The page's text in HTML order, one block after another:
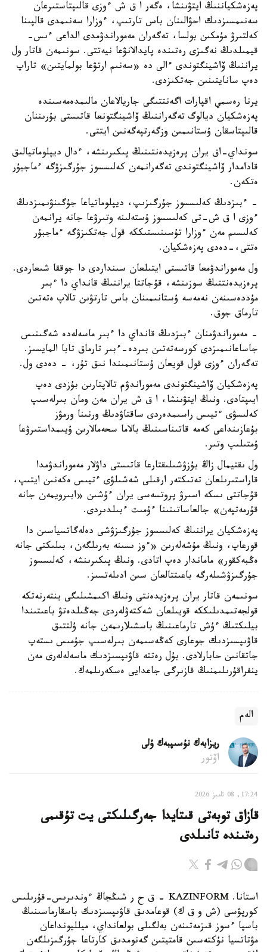
پەزەشكياننىڭ ايتۋىنشا، ەگەر ا ق ش ءوزى قالىپتاستىرعان
سەنىمسىزدىك احۋالىنان باس تارتىپ، ءوزارا سەنىمدى قالپىنا
كەلتىرۋ مۇمكىن بولسا، تەگەران مەموراندۋمدى الداعى ءىس-
قيمىلدىڭ نەگىزى رەتىندە پايدالانۋعا نيەتتى. سونىمەن قاتار ول
يراننىڭ ۆاشينگتوندى ءالى دە «سەنىم ارتۋعا بولمايتىن» تاراپ
دەپ سانايتىنىن جەتكىزدى.
يرنا رەسمي اقپارات اگەنتتىگى جاريالاعان مالىمدەمەسىندە
پەزەشكيان ديالوگ تەگەراننىڭ ۆاشينگتونعا قاتىستى بۇرىننان
قالىپتاسقان ۇستانىمىن وزگەرتپەگەنىن ايتتى.
سونداي-اق يران پرەزيدەنتىنىڭ پىكىرىنشە، ءدال ديپلوماتيالىق
قادامدار ۆاشينگتوندى تەگەرانمەن كەلىسسوز جۇرگىزۋگە ءماجبۇر
ەتكەن.
- ءبىزدىڭ كەلىسسوز جۇرگىزىپ، ديپلوماتياعا جۇگىنۋىمىزدىڭ
ءوزى ا ق ش-تى كەلىسسوز ۇستەلىنە وتىرۋعا جانە يرانمەن
كەلىسىم مەن ءوزارا تۇسىنىستىككە قول جەتكىزۋگە ءماجبۇر
ەتتى،-دەدى پەزەشكيان.
ول مەموراندۋمعا قاتىستى ايتىلعان سىنداردى دا جوققا شىعاردى.
پرەزيدەنتتىڭ سوزىنشە، قۇجاتتا يراننىڭ قانداي دا ءبىر
مۇددەسىنەن نەمەسە ۇستانىمىنان باس تارتۋىن تالاپ ەتەتىن
تارماق جوق.
- مەموراندۋمنان ءبىزدىڭ قانداي دا ءبىر ماسەلەدە شەگىنىس
جاساعانىمىزدى كورسەتەتىن بىردە-ءبىر تارماق تابا المايسىز.
تەگەران ءوزى قول قويعان ۇستانىمىندا نىق تۇر، - دەدى ول.
پەزەشكيان ۆاشينگتوندى مەموراندۋم تالاپتارىن بۇزدى دەپ
ايىپتادى. ونىڭ ايتۋىنشا، ا ق ش يران مەن ومان بىرلەسىپ
كەلىسۋى ءتيىس راسىمدەردى ساقتاۋدىڭ ورنىنا ورمۋز
بۇعازىنداعى كەمە قاتىناسىنىڭ بالاما سحەمالارىن ۇيىمداستىرۋعا
ۇمتىلىپ وتىر.
ول ىقتيمال زاڭ بۇزۋشىلىقتارعا قاتىستى داۋلار مەموراندۋمدا
قاراستىرىلعان تەتىكتەر ارقىلى شەشىلۋى ءتيىس ەكەنىن ايتىپ،
قۇجاتتى ىسكە اسىرۋ پروتسەسى يران ءۇشىن «ابىرويمەن جانە
قۇرمەتپەن» جالعاساتىنىنا ءۇمىت ءبىلدىردى.
پەزەشكيان يراننىڭ كەلىسسوز جۇرگىزۋشى دەلەگاتسياسىن دا
قورعاپ، ونىڭ مۇشەلەرىن «ءوز ىسىنە بەرىلگەن، بىلىكتى جانە
ەڭبەكقور» ماماندار دەپ اتادى. ونىڭ پىكىرىنشە، كەلىسسوز
جۇرگىزۋشىلەرگە باعىتتالعان سىن ادىلەتسىز.
سونىمەن قاتار يران پرەزيدەنتى ونىڭ اكىمشىلىگى ينتەرنەتكە
قولجەتىمدىلىككە قويىلعان شەكتەۋلەردى جەڭىلدەتۋ باعىتىندا
بيلىكتىڭ ءۇش تارماعىنىڭ باسشىلارىمەن جانە ۇلتتىق
قاۋىپسىزدىك جوعارى كەڭەسىمەن بىرلەسىپ جۇمىس ىستەپ
جاتقانىن حابارلادى. بۇل رەتتە قاۋىپسىزدىك ماسەلەلەرى مەن
ينفراقۇرىلىمنىڭ قازىرگى جاعدايى ەسكەرىلمەك.
الەم
ريزابەك نۇسىپبەك ۇلى
اۆتور
17:24, 08 تامىز 2026
قازاق توبەتى قىتايدا جەرگىلىكتى يت تۇقىمى
رەتىندە تانىلدى
استانا. KAZINFORM – ق ح ر شىڭجاڭ ءوندىرىس-قۇرىلىس
كورپۋسى (ش و ق ك) قوعامدىق قاۋىپسىزدىك باسقارماسىنىڭ
باسپا ءسوز قىزمەتىنەن بەلگىلى بولعانداي، ميلليونداعان
مۋتاتسيا نۇكتەسىن قامتيتىن گەنومدىق كارتاعا جۇرگىزىلگەن